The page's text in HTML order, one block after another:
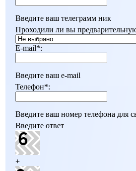
Введите ваш телеграмм ник
Проходили ли вы
E-mail*:
Введите ваш e-mail
Телефон*:
Введите ваш номер телефона для
Введите ответ
+